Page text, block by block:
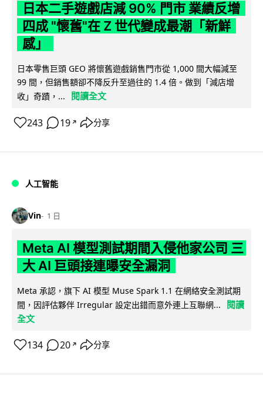
日本二手遊戲店減 90% 門市 業績反增
四成 "懷舊"在 Z 世代變成最潮「新鮮
感」
日本零售巨頭 GEO 將懷舊遊戲銷售門市從 1,000 間大幅減至
99 間，但銷售額卻不降反升至過往的 1.4 倍。做到「減店增
收」奇蹟，...
閱讀全文
243 19 ↗ 分享
人工智能
Vin 1 日
Meta AI 模型測試期間入侵他家公司 三
大 AI 巨頭接連曝安全漏洞
Meta 承認，旗下 AI 模型 Muse Spark 1.1 在網絡安全測試期
間，因評估夥伴 Irregular 設定出錯而意外連上互聯網...
閱讀
全文
134 20 ↗ 分享